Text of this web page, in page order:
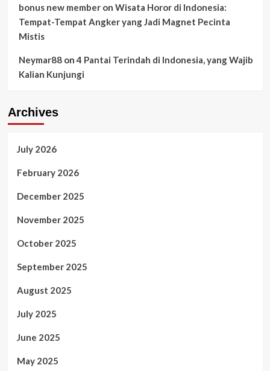
bonus new memberon Wisata Horor di Indonesia:
Tempat-Tempat Angker yang Jadi Magnet Pecinta
Mistis
Neymar88on4 Pantai Terindah di Indonesia, yang Wajib
Kalian Kunjungi
Archives
July 2026
February 2026
December 2025
November 2025
October 2025
September 2025
August 2025
July 2025
June 2025
May 2025